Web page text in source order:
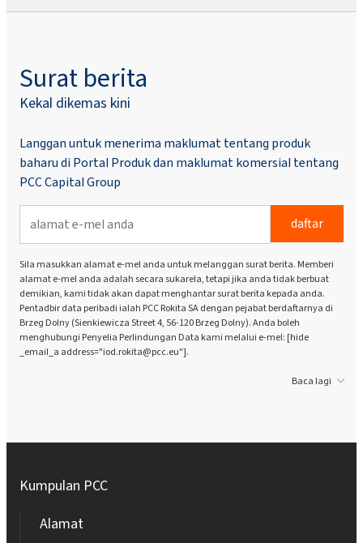
Surat berita
Kekal dikemas kini
Langgan untuk menerima maklumat tentang produk
baharu di Portal Produk dan maklumat komersial tentang
PCC Capital Group
daftar
Sila masukkan alamat e-mel anda untuk melanggan surat berita. Memberi
alamat e-mel anda adalah secara sukarela, tetapi jika anda tidak berbuat
demikian, kami tidak akan dapat menghantar surat berita kepada anda.
Pentadbir data peribadi ialah PCC Rokita SA dengan pejabat berdaftarnya di
Brzeg Dolny (Sienkiewicza Street 4, 56-120 Brzeg Dolny). Anda boleh
menghubungi Penyelia Perlindungan Data kami melalui e-mel: [hide
_email_a address="iod.rokita@pcc.eu"].
Baca lagi
Kumpulan PCC
Alamat